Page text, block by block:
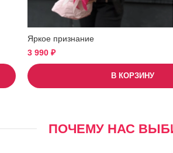
Яркое признание
3 990 ₽
В КОРЗИНУ
ПОЧЕМУ НАС